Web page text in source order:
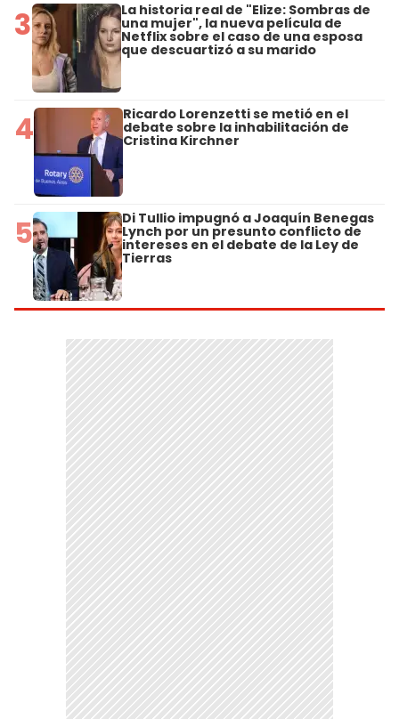
3 La historia real de "Elize: Sombras de
una mujer", la nueva película de
Netflix sobre el caso de una esposa
que descuartizó a su marido
4 Ricardo Lorenzetti se metió en el
debate sobre la inhabilitación de
Cristina Kirchner
5 Di Tullio impugnó a Joaquín Benegas
Lynch por un presunto conflicto de
intereses en el debate de la Ley de
Tierras